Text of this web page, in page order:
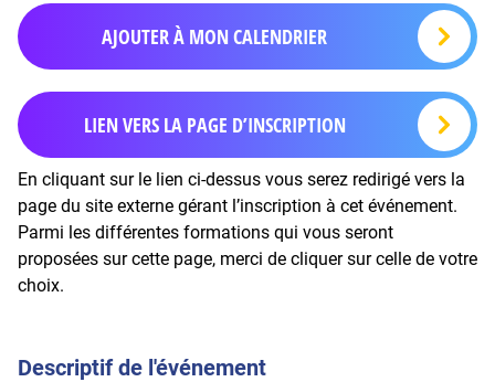
AJOUTER À MON CALENDRIER
LIEN VERS LA PAGE D’INSCRIPTION
En cliquant sur le lien ci-dessus vous serez redirigé vers la
page du site externe gérant l’inscription à cet événement.
Parmi les différentes formations qui vous seront
proposées sur cette page, merci de cliquer sur celle de votre
choix.
Descriptif de l'événement